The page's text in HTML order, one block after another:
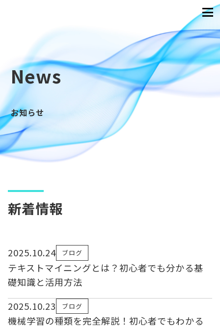
News
お知らせ
新着情報
2025.10.24 ブログ
テキストマイニングとは？初心者でも分かる基
礎知識と活用方法
2025.10.23
ブログ
機械学習の種類を完全解説！初心者でもわかる